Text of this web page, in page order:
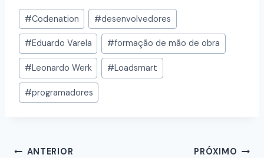
#Codenation #desenvolvedores
#Eduardo Varela #formação de mão de obra
#Leonardo Werk #Loadsmart
#programadores
ANTERIOR PRÓXIMO